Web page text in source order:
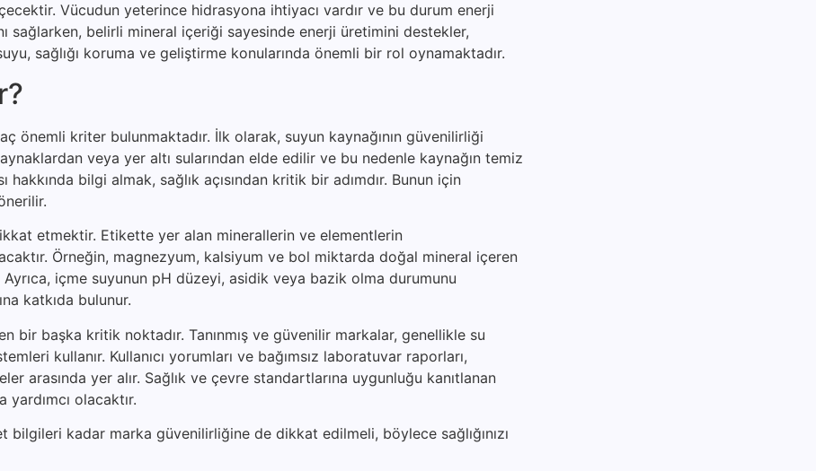
Vücudun yeterince hidrasyona ihtiyacı vardır ve bu durum enerji
sağlarken, belirli mineral içeriği sayesinde enerji üretimini destekler,
sağlığı koruma ve geliştirme konularında önemli bir rol oynamaktadır.
önemli kriter bulunmaktadır. İlk olarak, suyun kaynağının güvenilirliği
veya yer altı sularından elde edilir ve bu nedenle kaynağın temiz
bilgi almak, sağlık açısından kritik bir adımdır. Bunun için
etmektir. Etikette yer alan minerallerin ve elementlerin
Örneğin, magnezyum, kalsiyum ve bol miktarda doğal mineral içeren
içme suyunun pH düzeyi, asidik veya bazik olma durumunu
katkıda bulunur.
bir başka kritik noktadır. Tanınmış ve güvenilir markalar, genellikle su
kullanır. Kullanıcı yorumları ve bağımsız laboratuvar raporları,
arasında yer alır. Sağlık ve çevre standartlarına uygunluğu kanıtlanan
olacaktır.
kadar marka güvenilirliğine de dikkat edilmeli, böylece sağlığınızı